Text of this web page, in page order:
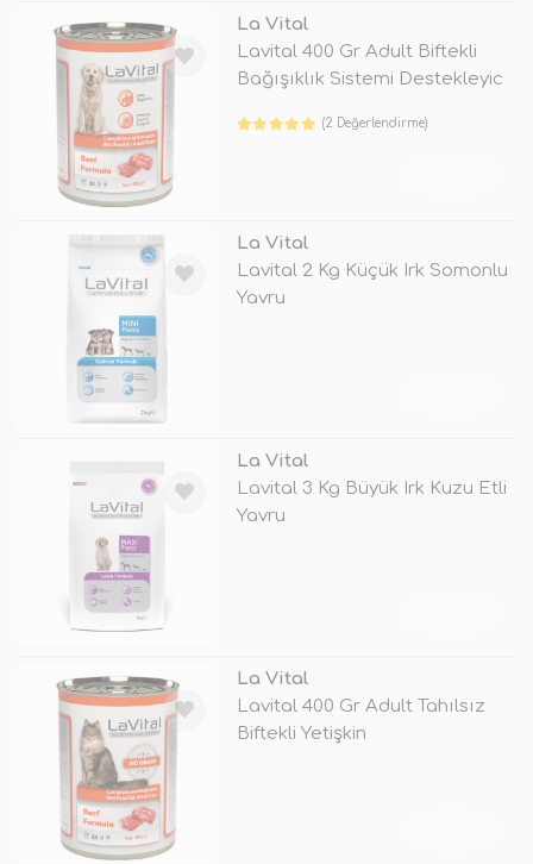
La Vital
Lavital 400 Gr Adult Biftekli
Bağışıklık Sistemi Destekleyic
(2 Değerlendirme)
La Vital
Lavital 2 Kg Küçük Irk Somonlu
Yavru
La Vital
Lavital 3 Kg Büyük Irk Kuzu Etli
Yavru
La Vital
Lavital 400 Gr Adult Tahılsız
Biftekli Yetişkin